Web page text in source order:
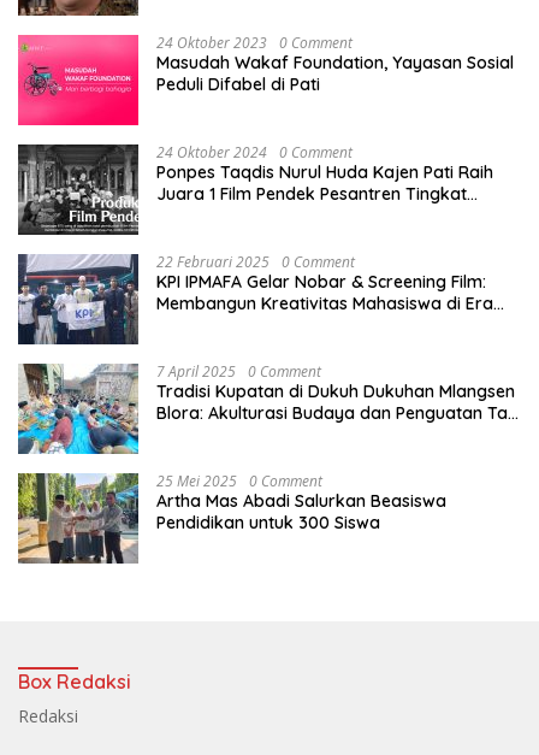
24 Oktober 2023 0 Comment
Masudah Wakaf Foundation, Yayasan Sosial
Peduli Difabel di Pati
24 Oktober 2024 0 Comment
Ponpes Taqdis Nurul Huda Kajen Pati Raih
Juara 1 Film Pendek Pesantren Tingkat
22 Februari 2025 0 Comment
KPI IPMAFA Gelar Nobar & Screening Film:
Membangun Kreativitas Mahasiswa di Era
7 April 2025 0 Comment
Tradisi Kupatan di Dukuh Dukuhan Mlangsen
Blora: Akulturasi Budaya dan Penguatan Tali
25 Mei 2025 0 Comment
Artha Mas Abadi Salurkan Beasiswa
Pendidikan untuk 300 Siswa
Box Redaksi
Redaksi